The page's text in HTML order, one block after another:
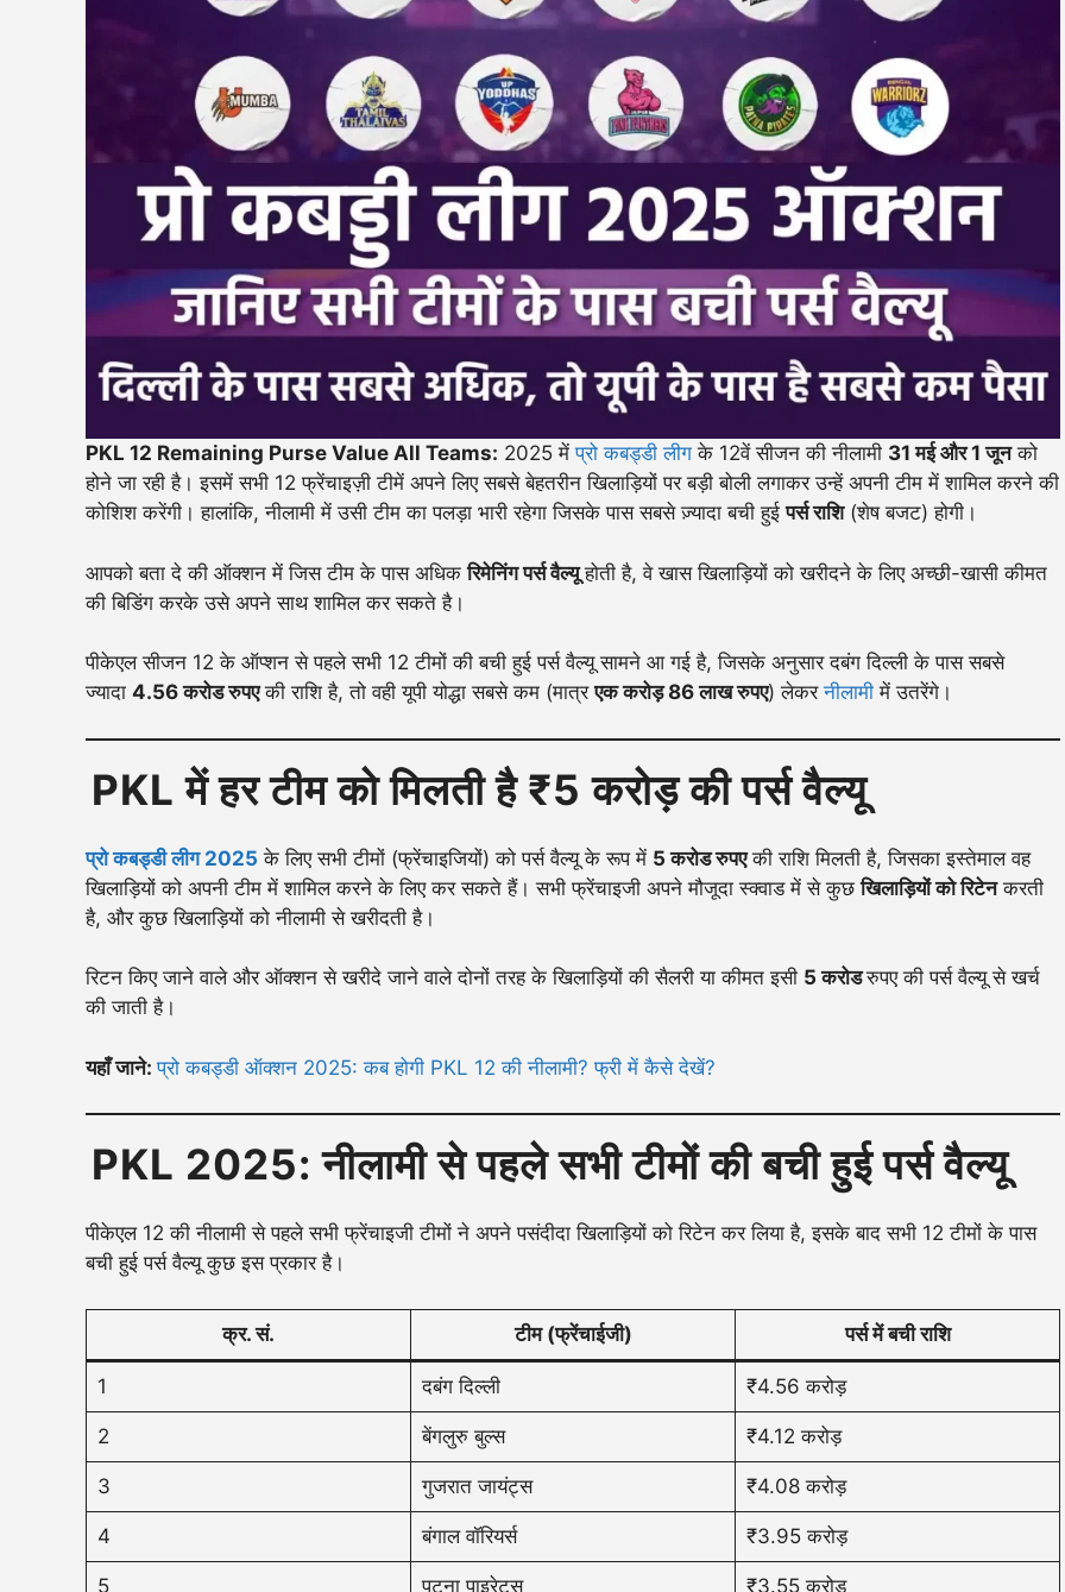
PKL 12 Remaining Purse Value All Teams: 2025 मेंप्रो कबड्डी लीग के 12वें सीजन की नीलामी 31 मई और 1 जूनको
होने जा रही है। इसमें सभी 12 फ्रेंचाइज़ी टीमें अपने लिए सबसे बेहतरीन खिलाड़ियों पर बड़ी बोली लगाकर उन्हें अपनी टीम में शामिल करने की
कोशिश करेंगी। हालांकि, नीलामी में उसी टीम का पलड़ा भारी रहेगा जिसके पास सबसे ज़्यादा बची हुईपर्स राशि(शेष बजट) होगी।
आपको बता दे की ऑक्शन में जिस टीम के पास अधिकरिमेनिंग पर्स वैल्यूहोती है, वे खास खिलाड़ियों को खरीदने के लिए अच्छी-खासी कीमत
की बिडिंग करके उसे अपने साथ शामिल कर सकते है।
पीकेएल सीजन 12 के ऑप्शन से पहले सभी 12 टीमों की बची हुई पर्स वैल्यू सामने आ गई है, जिसके अनुसार दबंग दिल्ली के पास सबसे
ज्यादा 4.56 करोड रुपएकी राशि है, तो वही यूपी योद्धा सबसे कम (मात्रएक करोड़ 86 लाख रुपए) लेकरनीलामीमें उतरेंगे।
PKL में हर टीम को मिलती है ₹5 करोड़ की पर्स वैल्यू
प्रो कबड्डी लीग 2025 के लिए सभी टीमों (फ्रेंचाइजियों) को पर्स वैल्यू के रूप में 5 करोड रुपएकी राशि मिलती है, जिसका इस्तेमाल वह
खिलाड़ियों को अपनी टीम में शामिल करने के लिए कर सकते हैं। सभी फ्रेंचाइजी अपने मौजूदा स्क्वाड में से कुछखिलाड़ियों को रिटेनकरती
है, और कुछ खिलाड़ियों को नीलामी से खरीदती है।
रिटन किए जाने वाले और ऑक्शन से खरीदे जाने वाले दोनों तरह के खिलाड़ियों की सैलरी या कीमत इसी 5 करोडरुपए की पर्स वैल्यू से खर्च
की जाती है।
यहाँ जाने:प्रो कबड्डी ऑक्शन 2025: कब होगी PKL 12 की नीलामी? फ्री में कैसे देखें?
PKL 2025: नीलामी से पहले सभी टीमों की बची हुई पर्स वैल्यू
पीकेएल 12 की नीलामी से पहले सभी फ्रेंचाइजी टीमों ने अपने पसंदीदा खिलाड़ियों को रिटेन कर लिया है, इसके बाद सभी 12 टीमों के पास
बची हुई पर्स वैल्यू कुछ इस प्रकार है।
क्र. सं. टीम (फ्रेंचाईजी) पर्स में बची राशि
1 दबंग दिल्ली ₹4.56 करोड़
2 बेंगलुरु बुल्स ₹4.12 करोड़
3 गुजरात जायंट्स ₹4.08 करोड़
4 बंगाल वॉरियर्स ₹3.95 करोड़
5 पटना पाइरेट्स ₹3.55 करोड़